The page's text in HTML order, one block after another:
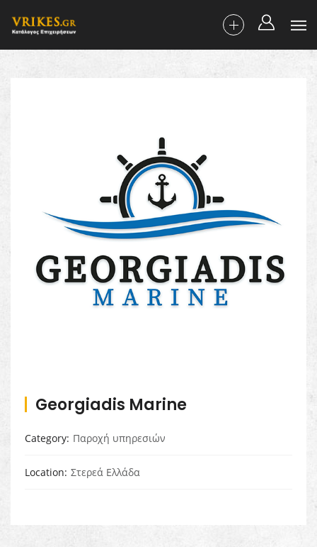
Georgiadis Marine
Category Παροχή υπηρεσιών
Location Στερεά Ελλάδα